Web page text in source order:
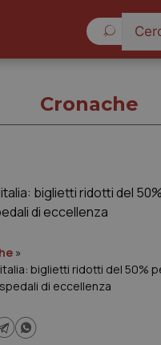
Cronache
»
biglietti ridotti del 50%
di eccellenza